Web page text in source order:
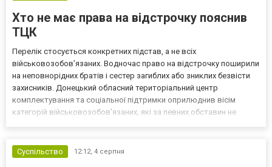
Хто не має права на відстрочку пояснив
ТЦК
Перелік стосується конкретних підстав, а не всіх
військовозобов’язаних. Водночас право на відстрочку поширили
на неповнорідних братів і сестер загиблих або зниклих безвісти
захисників. Донецький обласний територіальний центр
комплектування та соціальної підтримки оприлюднив вісім
категорій військовозобов’язаних, які за певних обставин не
Суспільство
12:12, 4 серпня